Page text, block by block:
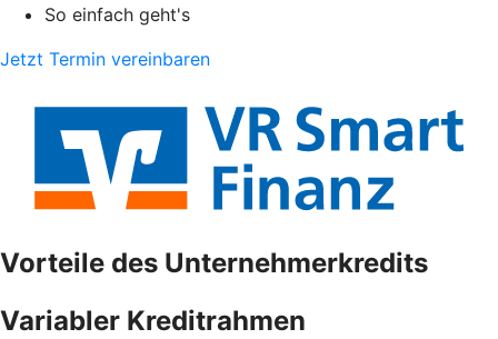
So einfach geht's
Jetzt Termin vereinbaren
Vorteile des Unternehmerkredits
Variabler Kreditrahmen